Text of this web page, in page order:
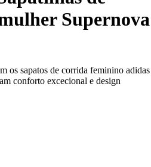
Supernova
os sapatos de corrida feminino adidas
conforto excecional e design